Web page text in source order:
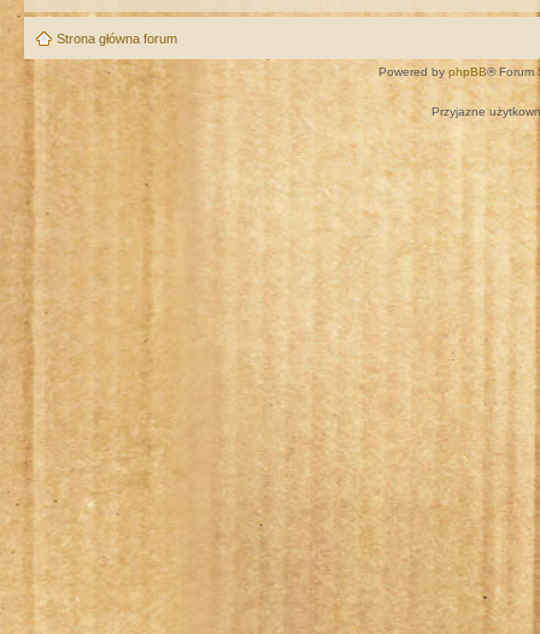
Strona główna forum
Powered by phpBB® Forum
Przyjazne